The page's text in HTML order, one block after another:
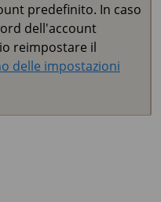
predefinito. In caso
dell'account
reimpostare il
delle impostazioni